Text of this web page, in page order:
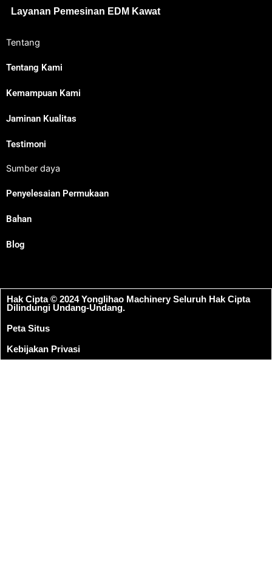
Layanan Pemesinan EDM Kawat
Tentang
Tentang Kami
Kemampuan Kami
Jaminan Kualitas
Testimoni
Sumber daya
Penyelesaian Permukaan
Bahan
Blog
Hak Cipta © 2024 Yonglihao Machinery Seluruh Hak Cipta
Dilindungi Undang-Undang.
Peta Situs
Kebijakan Privasi